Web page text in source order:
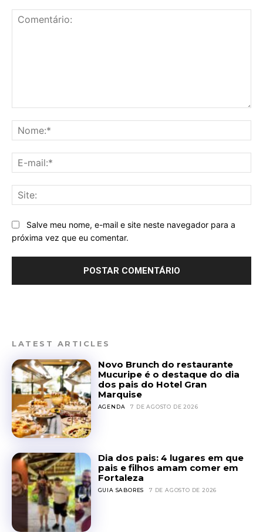
Salve meu nome, e-mail e site neste navegador para a
próxima vez que eu comentar.
LATEST ARTICLES
Novo Brunch do restaurante
Mucuripe é o destaque do dia
dos pais do Hotel Gran
Marquise
AGENDA 7 DE AGOSTO DE 2026
Dia dos pais: 4 lugares em que
pais e filhos amam comer em
Fortaleza
GUIA SABORES 7 DE AGOSTO DE 2026